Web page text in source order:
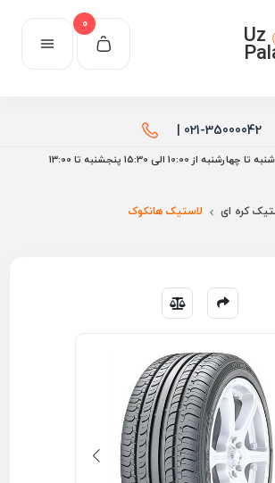
Uz
0
021-35000042 |
10:00 الی ۱۵:30 پنجشنبه تا 13:00
کره ای لاستیک هانکوک